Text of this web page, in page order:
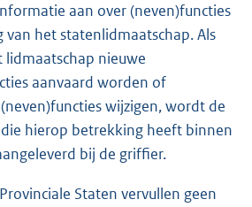
aan over (neven)functies
van het statenlidmaatschap. Als
lidmaatschap nieuwe
aanvaard worden of
wijzigen, wordt de
hierop betrekking heeft binnen
bij de griffier.
Staten vervullen geen